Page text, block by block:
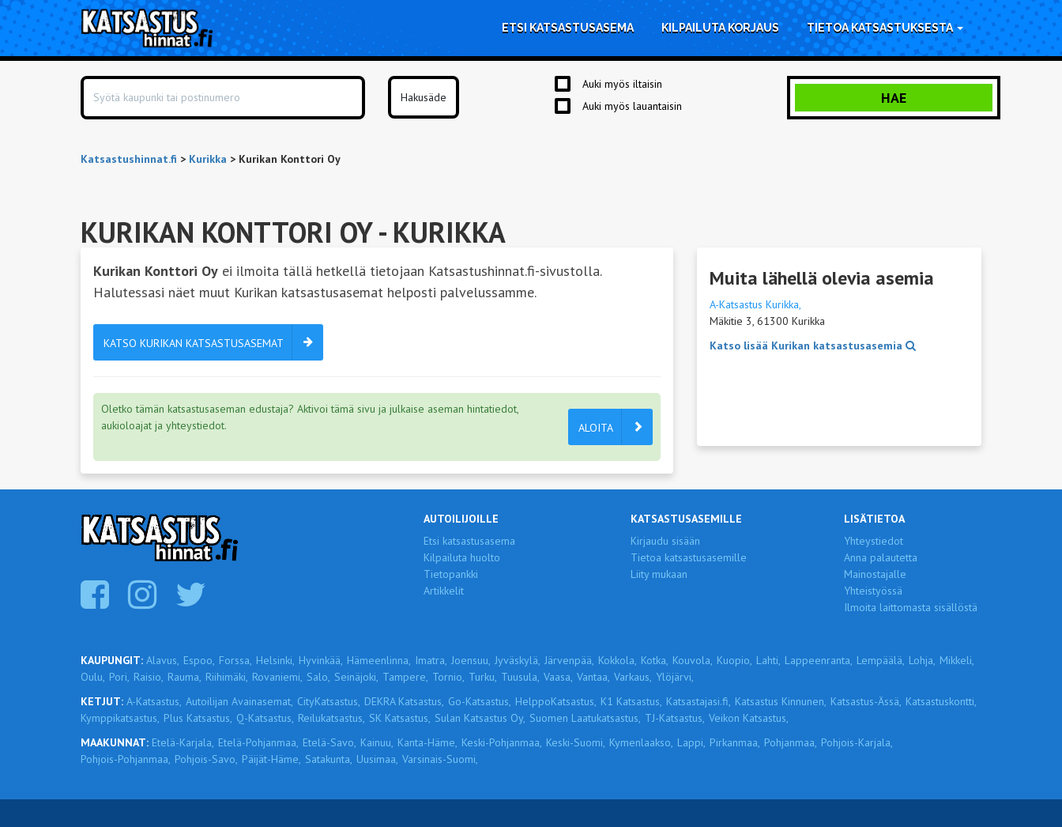
ETSI KATSASTUSASEMA KILPAILUTA KORJAUS TIETOA KATSASTUKSESTA
Auki myös iltaisin
Auki myös lauantaisin
HAE
Katsastushinnat.fi > Kurikka > Kurikan Konttori Oy
KURIKAN KONTTORI OY- KURIKKA
Kurikan Konttori Oy ei ilmoita tällä hetkellä tietojaan Katsastushinnat.fi-sivustolla.
Halutessasi näet muut Kurikan katsastusasemat helposti palvelussamme.
KATSO KURIKAN KATSASTUSASEMAT
ALOITA
Oletko tämän katsastusaseman edustaja? Aktivoi tämä sivu ja julkaise aseman hintatiedot,
aukioloajat ja yhteystiedot.
Muita lähellä olevia asemia
A-Katsastus Kurikka,
Mäkitie 3, 61300 Kurikka
Katso lisää Kurikan katsastusasemia
AUTOILIJOILLE
Etsi katsastusasema
Kilpailuta huolto
Tietopankki
Artikkelit
KATSASTUSASEMILLE
Kirjaudu sisään
Tietoa katsastusasemille
Liity mukaan
LISÄTIETOA
Yhteystiedot
Anna palautetta
Mainostajalle
Yhteistyössä
Ilmoita laittomasta sisällöstä
KAUPUNGIT: Alavus, Espoo, Forssa, Helsinki, Hyvinkää, Hämeenlinna, Imatra, Joensuu, Jyväskylä, Järvenpää, Kokkola, Kotka, Kouvola, Kuopio, Lahti, Lappeenranta, Lempäälä, Lohja, Mikkeli,
Oulu, Pori, Raisio, Rauma, Riihimäki, Rovaniemi, Salo, Seinäjoki, Tampere, Tornio, Turku, Tuusula, Vaasa, Vantaa, Varkaus, Ylöjärvi,
KETJUT: A-Katsastus, Autoilijan Avainasemat, CityKatsastus, DEKRA Katsastus, Go-Katsastus, HelppoKatsastus, K1 Katsastus, Katsastajasi.fi, Katsastus Kinnunen, Katsastus-Ässä, Katsastuskontti,
Kymppikatsastus, Plus Katsastus, Q-Katsastus, Reilukatsastus, SK Katsastus, Sulan Katsastus Oy, Suomen Laatukatsastus, TJ-Katsastus, Veikon Katsastus,
MAAKUNNAT: Etelä-Karjala, Etelä-Pohjanmaa, Etelä-Savo, Kainuu, Kanta-Häme, Keski-Pohjanmaa, Keski-Suomi, Kymenlaakso, Lappi, Pirkanmaa, Pohjanmaa, Pohjois-Karjala,
Pohjois-Pohjanmaa, Pohjois-Savo, Päijät-Häme, Satakunta, Uusimaa, Varsinais-Suomi,